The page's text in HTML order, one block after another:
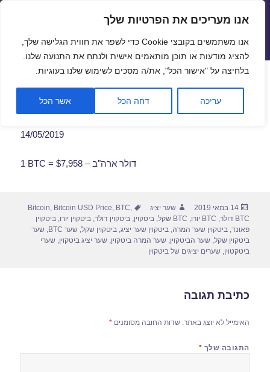
פתח
אנו מעריכים את הפרטיות שלך
אנו משתמשים בקובצי Cookie כדי לשפר את חווית הגלישה שלך,
להציג מודעות או תוכן מותאמים אישית ולנתח את התנועה שלנו.
בלחיצה על "אישור הכל", את/ה מסכים לשימוש שלנו בעוגיות.
עריכה דחה הכל אשר הכל
שערי חליפין יציגים – שער יציג
תפריטים
ווידג'טים
שער ביטקוין לתאריך 14/05/2019
14/05/2019
1 BTC = $7,958 – דולר ארה"ב
פורסם
בתאריך
14 במאי 2019 מחבר
שער יציג תגיות Bitcoin, Bitcoin USD Price, BTC,
BTC דולר
, BTC יורו , BTC שקל ,ביטקוין,ביטקוין דולר,ביטקוין יורו,ביטקוין
פאונד,ביטקוין שער המרה,ביטקוין שער יציג,ביטקוין שקל,שער BTC ,שער
ביטקוין שקל,שער הביטקוין,שער המרה ביטקוין,שער יציג ביטקוין,שערי
ביטקטוין,שערים יציגים של ביטקוין
כתיבת תגובה
האימייל לא יוצג באתר. שדות החובה מסומנים*
התגובה שלך *